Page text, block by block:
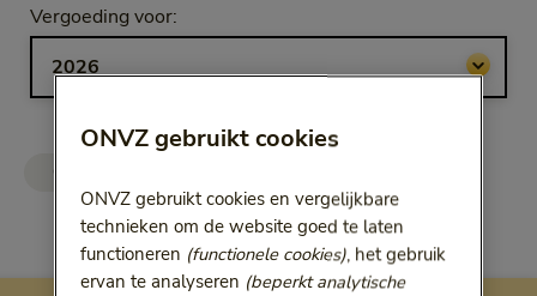
Selecteer jaar
Vergoeding voor:
Bij het kiezen van een optie volgt een doorgestuurde link.
ONVZ gebruikt cookies
ONVZ gebruikt cookies en vergelijkbare
technieken om de website goed te laten
functioneren (functionele cookies), het gebruik
ervan te analyseren (beperkt analytische